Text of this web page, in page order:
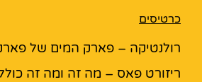
כרטיסים
רולנטיקה – פארק המים של
ריזורט פאס – מה זה ומה זה